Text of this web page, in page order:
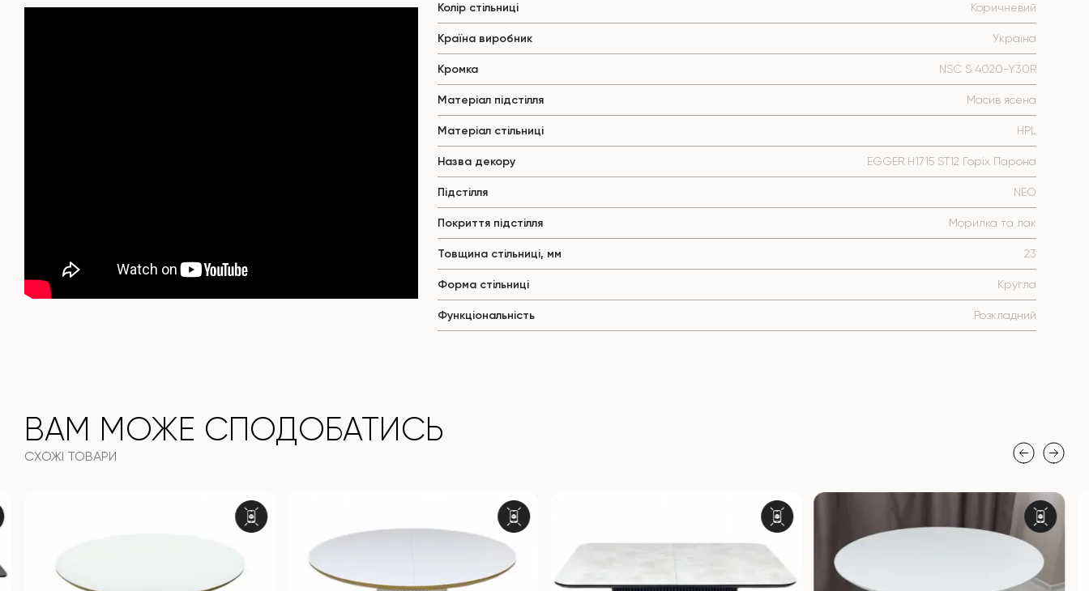
робить його надзвичайно практичним у повсякденному
Колір стільниці Коричневий
Країна виробник Україна
Кромка NSC S 4020-Y30R
Матеріал підстілля Масив ясена
Матеріал стільниці HPL
Назва декору EGGER H1715 ST12 Горіх Парона
Підстілля NEO
Покриття підстілля Морилка та лак
Товщина стільниці, мм 23
Форма стільниці Кругла
Функціональність Розкладний
ВАМ МОЖЕ СПОДОБАТИСЬ
СХОЖІ ТОВАРИ